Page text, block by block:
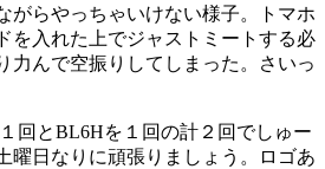
がらやっちゃいけない様子。トマホ
を入れた上でジャストミートする必
力んで空振りしてしまった。さいっ
回とBL6Hを１回の計２回でしゅー
曜日なりに頑張りましょう。ロゴあ